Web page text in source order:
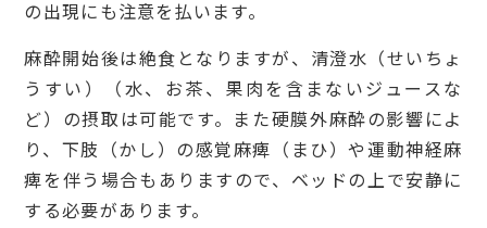
の出現にも注意を払います。
麻酔開始後は絶食となりますが、清澄水（せいちょ
うすい）（水、お茶、果肉を含まないジュースな
ど）の摂取は可能です。また硬膜外麻酔の影響によ
り、下肢（かし）の感覚麻痺（まひ）や運動神経麻
痺を伴う場合もありますので、ベッドの上で安静に
する必要があります。